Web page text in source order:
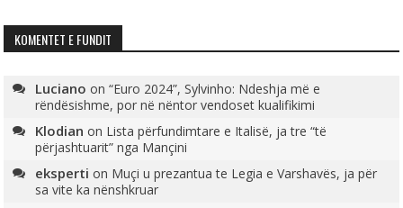
KOMENTET E FUNDIT
Luciano on“Euro 2024”, Sylvinho: Ndeshja më e
rëndësishme, por në nëntor vendoset kualifikimi
Klodian on Lista përfundimtare e Italisë, ja tre “të
përjashtuarit” nga Mançini
eksperti on Muçi u prezantua te Legia e Varshavës, ja për
sa vite ka nënshkruar